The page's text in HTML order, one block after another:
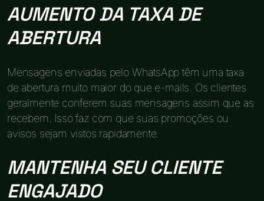
AUMENTO DA TAXA DE
ABERTURA
Mensagens enviadas pelo WhatsApp têm uma taxa
de abertura muito maior do que e-mails. Os clientes
geralmente conferem suas mensagens assim que as
recebem. Isso faz com que suas promoções ou
avisos sejam vistos rapidamente.
MANTENHA SEU CLIENTE
ENGAJADO